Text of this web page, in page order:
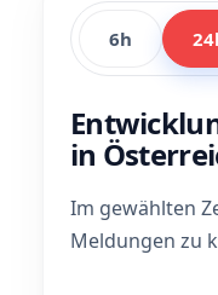
6h
in
Im gewählten
Meldungen zu